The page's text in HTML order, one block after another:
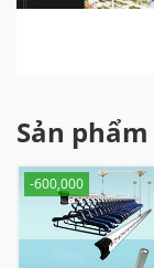
Sản
-600,000